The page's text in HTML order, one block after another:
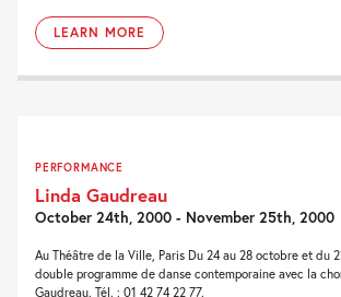
LEARN MORE
PERFORMANCE
Linda Gaudreau
October 24th, 2000 - November 25th, 2000
Au Théâtre de la Ville, Paris Du 24 au 28 octobre et du
double programme de danse contemporaine avec la
Gaudreau. Tél. : 01 42 74 22 77.